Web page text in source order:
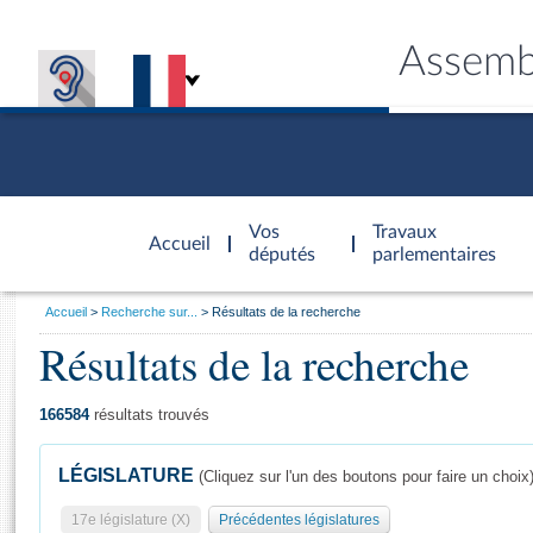
Accueil
d'accueil
Vos
députés
Travaux
parlementaires
Général
Vous
Accueil Recherche sur... Résultats de la recherche
Résultats de la recherche
166584résultats trouvés
LÉGISLATURE (Cliquez sur l'un des boutons pour faire un choix)
17e législature (X) Précédentes législatures